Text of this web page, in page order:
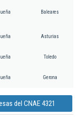
Baleares
Asturias
Toledo
Gerona
del CNAE 4321